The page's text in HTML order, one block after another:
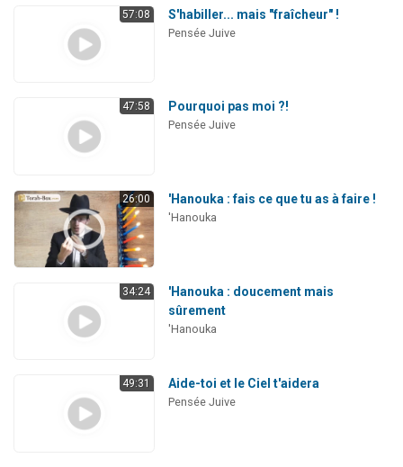
57:08 S'habiller... mais "fraîcheur" !
Pensée Juive
47:58 Pourquoi pas moi ?!
Pensée Juive
26:00 'Hanouka : fais ce que tu as à faire !
'Hanouka
34:24
'Hanouka : doucement mais
sûrement
'Hanouka
49:31 Aide-toi et le Ciel t'aidera
Pensée Juive